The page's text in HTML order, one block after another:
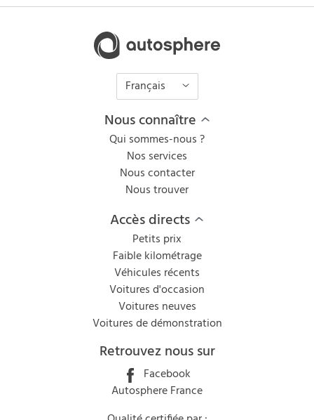
Français
Nous connaître
Qui sommes-nous ?
Nos services
Nous contacter
Nous trouver
Accès directs
Petits prix
Faible kilométrage
Véhicules récents
Voitures d'occasion
Voitures neuves
Voitures de démonstration
Retrouvez nous sur
Facebook
Autosphere France